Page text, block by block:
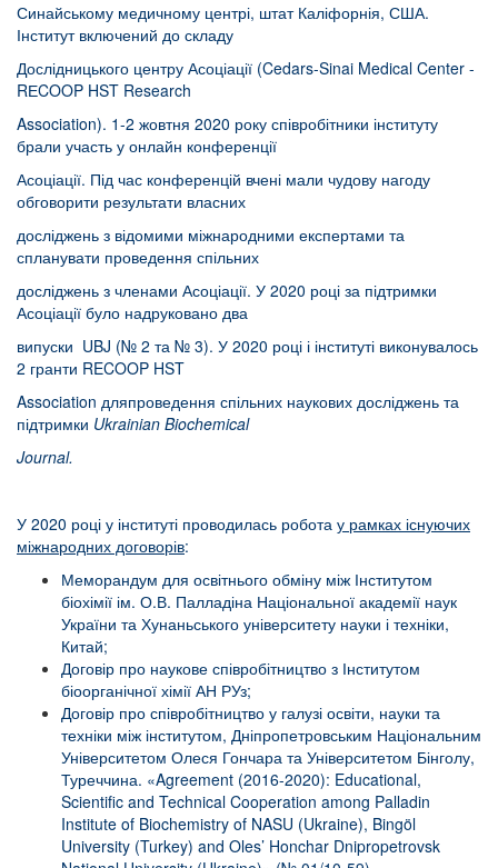
Синайському медичному центрі, штат Каліфорнія, США.
Інститут включений до складу
Дослідницького центру Асоціації (Cedars-Sinai Medical Center -
RЕCOOP HST Research
Association). 1-2 жовтня 2020 року співробітники інституту
брали участь у онлайн конференції
Асоціації. Під час конференцій вчені мали чудову нагоду
обговорити результати власних
досліджень з відомими міжнародними експертами та
спланувати проведення спільних
досліджень з членами Асоціації. У 2020 році за підтримки
Асоціації було надруковано два
випуски UBJ (№ 2 та № 3). У 2020 році і інституті виконувалось
2 гранти RECOOP HST
Association дляпроведення спільних наукових досліджень та
підтримки Ukrainian Biochemical
Journal.
У 2020 році у інституті проводилась робота у рамках існуючих
міжнародних договорів:
Меморандум для освітнього обміну між Інститутом
біохімії ім. О.В. Палладіна Національної академії наук
України та Хунаньського університету науки і техніки,
Китай;
Договір про наукове співробітництво з Інститутом
біоорганічної хімії АН РУз;
Договір про співробітництво у галузі освіти, науки та
техніки між інститутом, Дніпропетровським Національним
Університетом Олеся Гончара та Університетом Бінголу,
Туреччина. «Agreement (2016-2020): Educational,
Scientific and Technical Cooperation among Palladin
Institute of Biochemistry of NASU (Ukraine), Bingöl
University (Turkey) and Oles’ Honchar Dnipropetrovsk